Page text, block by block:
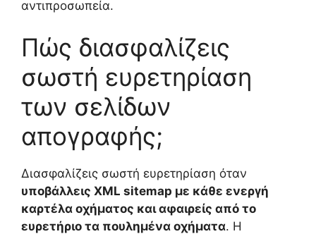
αντιπροσωπεία.
Πώς διασφαλίζεις
σωστή ευρετηρίαση
των σελίδων
απογραφής;
Διασφαλίζεις σωστή ευρετηρίαση όταν
υποβάλλεις XML sitemap με κάθε ενεργή
καρτέλα οχήματος και αφαιρείς από το
ευρετήριο τα πουλημένα οχήματα. Η